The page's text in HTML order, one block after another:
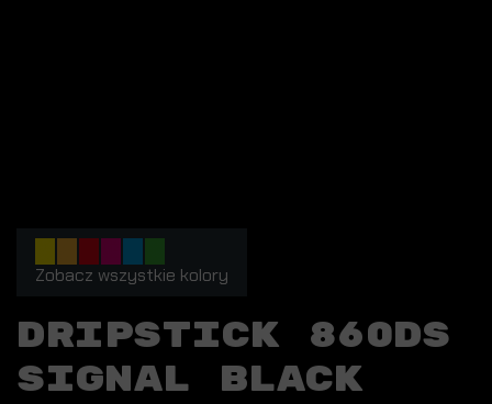
Zobacz wszystkie kolory
DRIPSTICK 860DS
SIGNAL BLACK